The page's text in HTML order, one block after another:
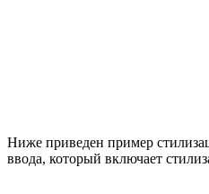
Ниже приведен пример
ввода, который включает